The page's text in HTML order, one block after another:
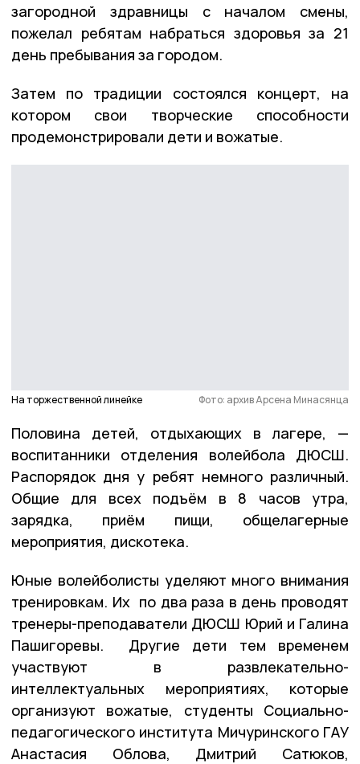
загородной здравницы с началом смены,
пожелал ребятам набраться здоровья за 21
день пребывания за городом.
Затем по традиции состоялся концерт, на
котором свои творческие способности
продемонстрировали дети и вожатые.
На торжественной линейке Фото: архив Арсена Минасянца
Половина детей, отдыхающих в лагере, —
воспитанники отделения волейбола ДЮСШ.
Распорядок дня у ребят немного различный.
Общие для всех подъём в 8 часов утра,
зарядка, приём пищи, общелагерные
мероприятия, дискотека.
Юные волейболисты уделяют много внимания
тренировкам. Их по два раза в день проводят
тренеры-преподаватели ДЮСШ Юрий и Галина
Пашигоревы. Другие дети тем временем
участвуют в развлекательно-
интеллектуальных мероприятиях, которые
организуют вожатые, студенты Социально-
педагогического института Мичуринского ГАУ
Анастасия Облова, Дмитрий Сатюков,